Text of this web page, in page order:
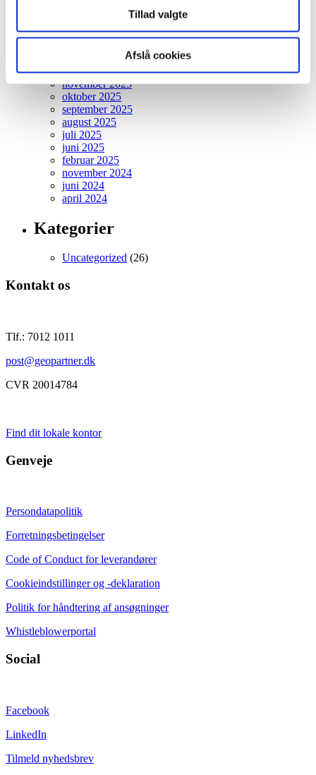
Tillad valgte
Afslå cookies
april 2026
december 2025
november 2025
oktober 2025
september 2025
august 2025
juli 2025
juni 2025
februar 2025
november 2024
juni 2024
april 2024
Kategorier
Uncategorized (26)
Kontakt os
Tlf.: 7012 1011
post@geopartner.dk
CVR 20014784
Find dit lokale kontor
Genveje
Persondatapolitik
Forretningsbetingelser
Code of Conduct for leverandører
Cookieindstillinger og -deklaration
Politik for håndtering af ansøgninger
Whistleblowerportal
Social
Facebook
LinkedIn
Tilmeld nyhedsbrev